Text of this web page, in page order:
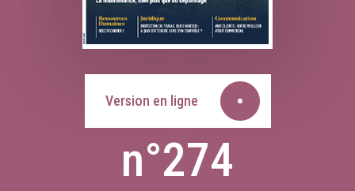
Version en ligne
n°274